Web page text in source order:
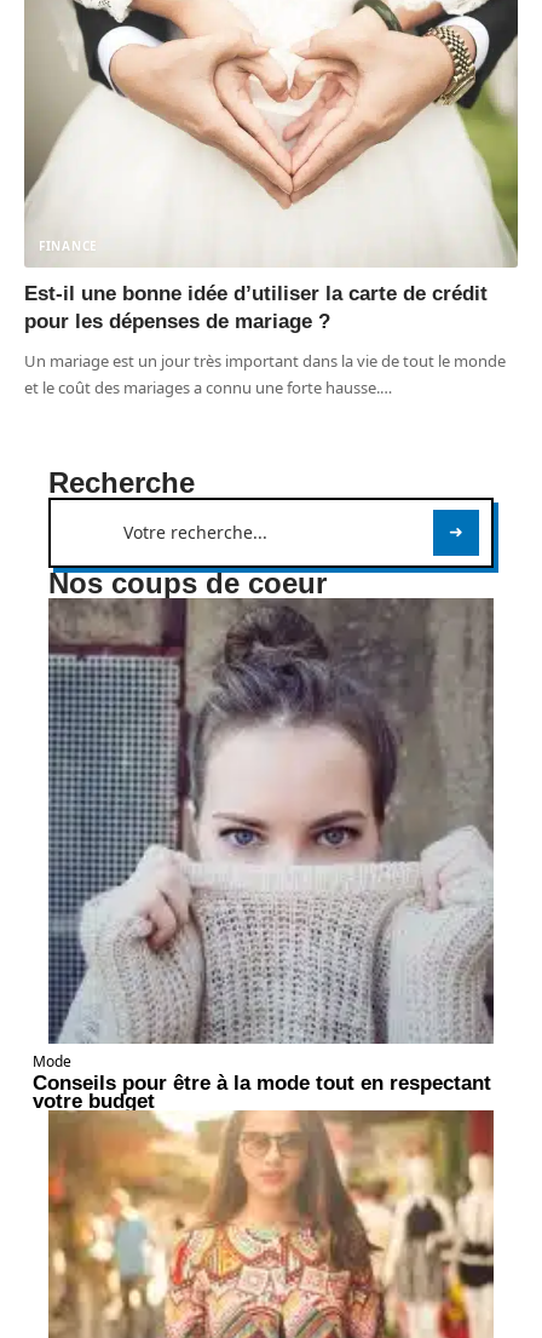
FINANCE
Est-il une bonne idée d’utiliser la carte de crédit
pour les dépenses de mariage ?
Un mariage est un jour très important dans la vie de tout le monde
et le coût des mariages a connu une forte hausse.…
Recherche
Nos coups de coeur
Mode
Conseils pour être à la mode tout en respectant
votre budget